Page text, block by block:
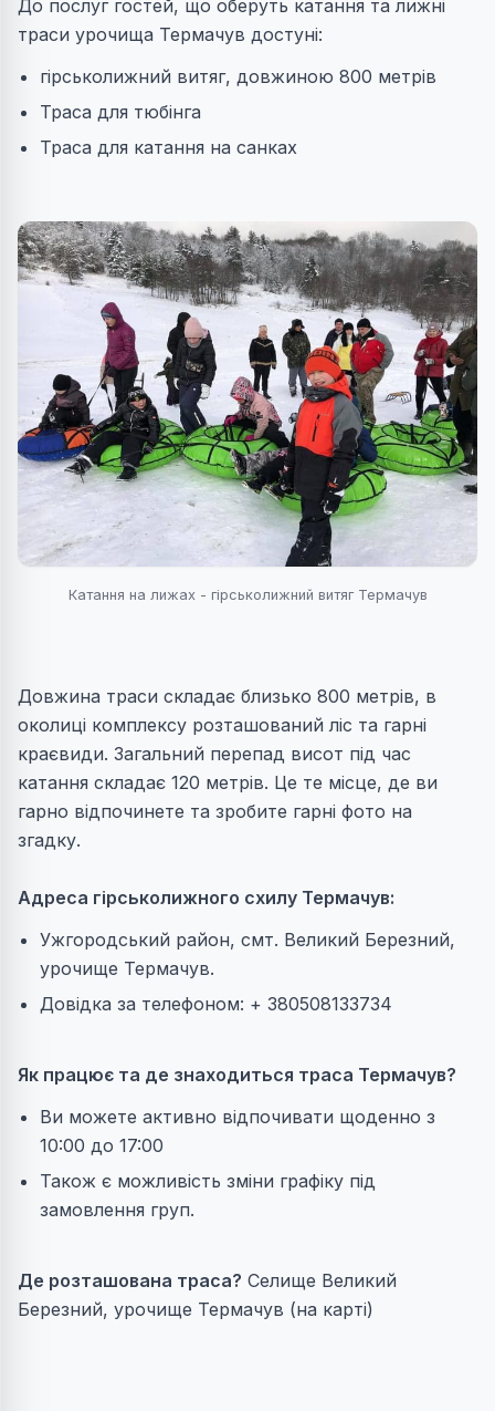
До послуг гостей, що оберуть катання та лижні
траси урочища Термачув достуні:
гірськолижний витяг, довжиною 800 метрів
Траса для тюбінга
Траса для катання на санках
Катання на лижах - гірськолижний витяг Термачув
Довжина траси складає близько 800 метрів, в
околиці комплексу розташований ліс та гарні
краєвиди. Загальний перепад висот під час
катання складає 120 метрів. Це те місце, де ви
гарно відпочинете та зробите гарні фото на
згадку.
Адреса гірськолижного схилу Термачув:
Ужгородський район, смт. Великий Березний,
урочище Термачув.
Довідка за телефоном: + 380508133734
Як працює та де знаходиться траса Термачув?
Ви можете активно відпочивати щоденно з
10:00 до 17:00
Також є можливість зміни графіку під
замовлення груп.
Де розташована траса? Селище Великий
Березний, урочище Термачув (на карті)